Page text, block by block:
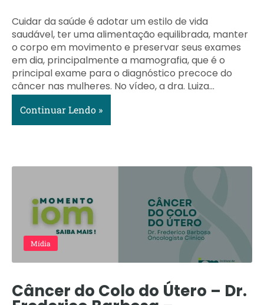
Cuidar da saúde é adotar um estilo de vida
saudável, ter uma alimentação equilibrada, manter
o corpo em movimento e preservar seus exames
em dia, principalmente a mamografia, que é o
principal exame para o diagnóstico precoce do
câncer nas mulheres. No vídeo, a dra. Luiza…
Continuar Lendo »
Mídia
Câncer do Colo do Útero – Dr.